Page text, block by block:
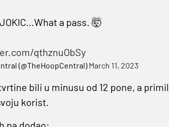
a pass. 🤯
qthznuObSy
(@TheHoopCentral)March 11, 2023
bili u minusu od 12 pone, a
korist.